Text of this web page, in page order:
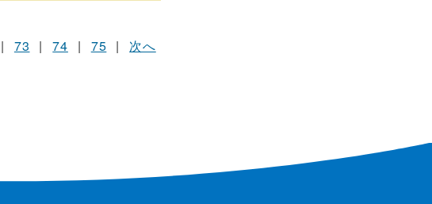
| 73 | 74 | 75 | 次へ